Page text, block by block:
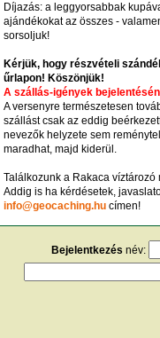
Díjazás: a leggyorsabbak
ajándékokat az összes -
sorsoljuk!
Kérjük, hogy részvételi
űrlapon! Köszönjük!
A szállás-igények
A versenyre természetesen
szállást csak az eddig
nevezők helyzete sem
maradhat, majd kiderül.
Találkozunk a Rakaca
Addig is ha kérdésetek,
info@geocaching.hu címen!
Bejelentkezés név: